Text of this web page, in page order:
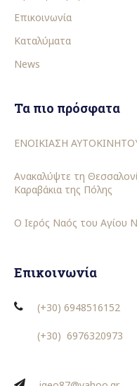
Επικοινωνία
Καταλύματα
News
Τα πιο πρόσφατα
ΕΝΟΙΚΙΑΣΗ
Ανακαλύψτε τη
Καραβάκια της Πόλης
Ο Ιερός Ναός του Αγίου
Επικοινωνία
(+30) 6948516152
(+30) 6976320973